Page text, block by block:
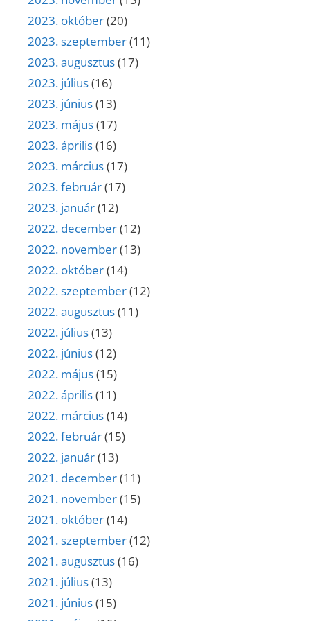
2023. október(20)
2023. szeptember(11)
2023. augusztus(17)
2023. július(16)
2023. június(13)
2023. május(17)
2023. április(16)
2023. március(17)
2023. február(17)
2023. január(12)
2022. december(12)
2022. november(13)
2022. október(14)
2022. szeptember(12)
2022. augusztus(11)
2022. július(13)
2022. június(12)
2022. május(15)
2022. április(11)
2022. március(14)
2022. február(15)
2022. január(13)
2021. december(11)
2021. november(15)
2021. október(14)
2021. szeptember(12)
2021. augusztus(16)
2021. július(13)
2021. június(15)